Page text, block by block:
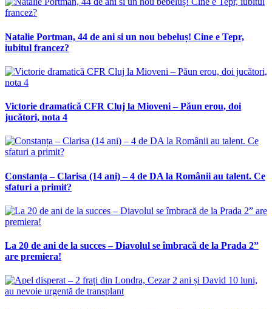
Natalie Portman, 44 de ani si un nou bebeluș! Cine e Tepr,
iubitul francez?
Victorie dramatică CFR Cluj la Mioveni – Păun erou, doi
jucători, nota 4
Constanța – Clarisa (14 ani) – 4 de DA la Românii au talent. Ce
sfaturi a primit?
La 20 de ani de la succes – Diavolul se îmbracă de la Prada 2”
are premiera!